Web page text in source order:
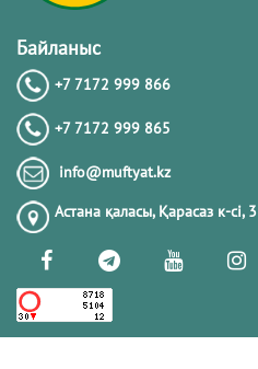
Байланыс
+7 7172 999 866
+7 7172 999 865
info@muftyat.kz
Астана қаласы, Қарасаз к-сi, 3